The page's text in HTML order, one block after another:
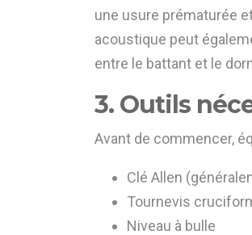
une usure prématurée
acoustique peut
entre le battant et le
3. Outils
Avant de commencer,
Clé Allen
Tournevis
Niveau à bulle